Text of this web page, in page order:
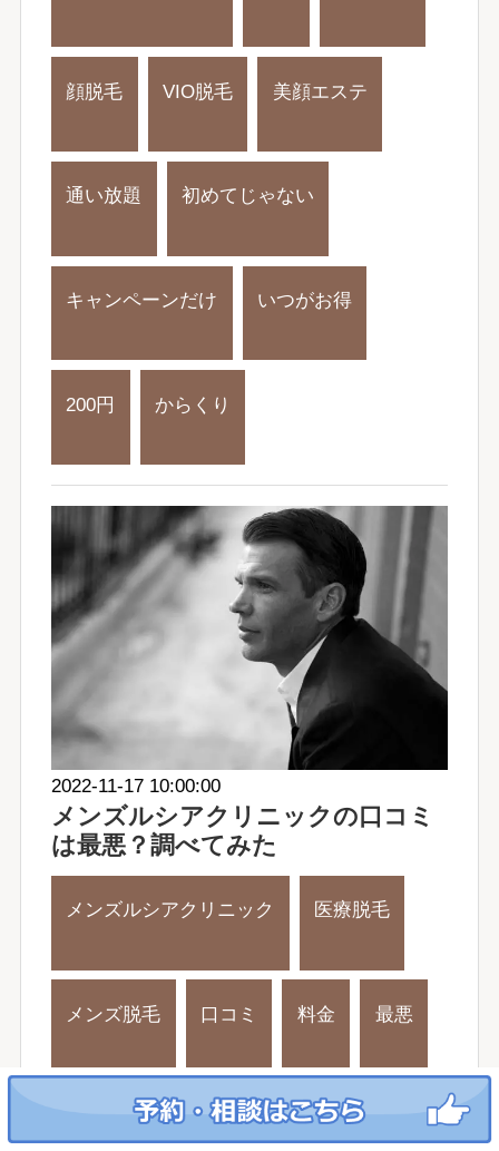
顔脱毛 VIO脱毛 美顔エステ
通い放題 初めてじゃない
キャンペーンだけ いつがお得
200円 からくり
2022-11-17 10:00:00
メンズルシアクリニックの口コミ
は最悪？調べてみた
メンズルシアクリニック 医療脱毛
メンズ脱毛 口コミ 料金 最悪
顔脱毛 安い